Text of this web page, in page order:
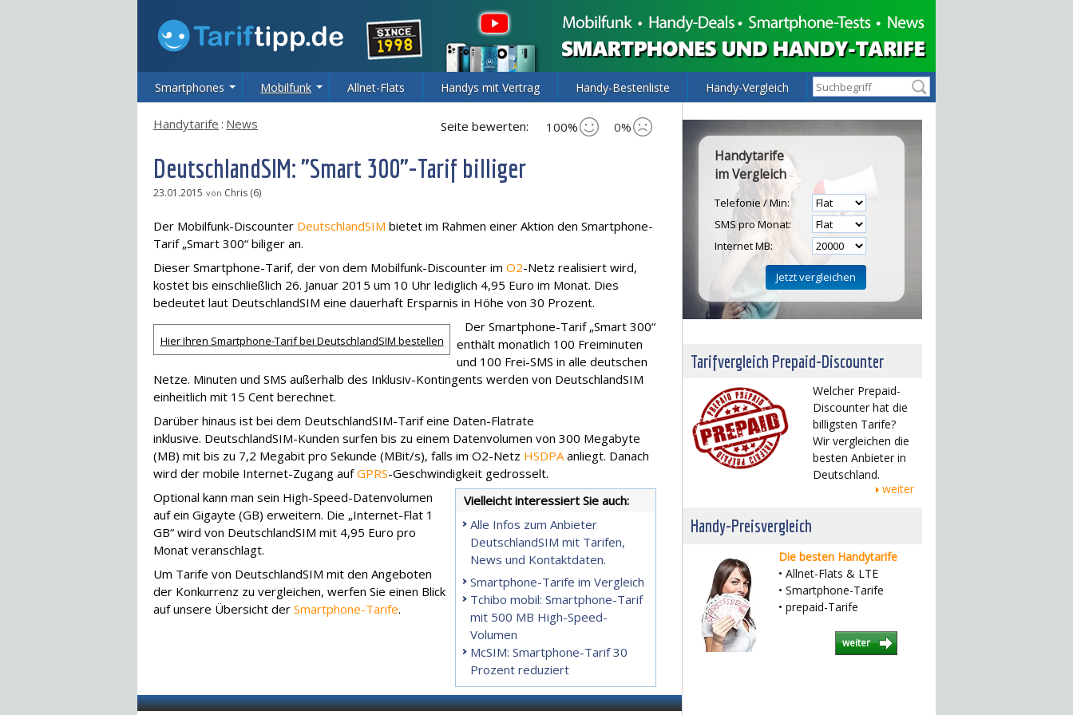
Smartphones Mobilfunk Allnet-Flats Handys mit Vertrag Handy-Bestenliste Handy-Vergleich
Seite bewerten: 100% 0%
Handytarife : News
DeutschlandSIM: "Smart 300"-Tarif billiger
23.01.2015 von Chris (6)
Der Mobilfunk-Discounter DeutschlandSIM bietet im Rahmen einer Aktion den Smartphone-
Tarif „Smart 300“ biliger an.
Dieser Smartphone-Tarif, der von dem Mobilfunk-Discounter im O2-Netz realisiert wird,
kostet bis einschließlich 26. Januar 2015 um 10 Uhr lediglich 4,95 Euro im Monat. Dies
bedeutet laut DeutschlandSIM eine dauerhaft Ersparnis in Höhe von 30 Prozent.
Hier Ihren Smartphone-Tarif bei DeutschlandSIM bestellen
Der Smartphone-Tarif „Smart 300“
enthält monatlich 100 Freiminuten
und 100 Frei-SMS in alle deutschen
Netze. Minuten und SMS außerhalb des Inklusiv-Kontingents werden von DeutschlandSIM
einheitlich mit 15 Cent berechnet.
Darüber hinaus ist bei dem DeutschlandSIM-Tarif eine Daten-Flatrate
inklusive. DeutschlandSIM-Kunden surfen bis zu einem Datenvolumen von 300 Megabyte
(MB) mit bis zu 7,2 Megabit pro Sekunde (MBit/s), falls im O2-Netz HSDPAanliegt. Danach
wird der mobile Internet-Zugang aufGPRS-Geschwindigkeit gedrosselt.
Vielleicht interessiert Sie auch:
Alle Infos zum Anbieter
DeutschlandSIM mit Tarifen,
News und Kontaktdaten.
Smartphone-Tarife im Vergleich
Tchibo mobil: Smartphone-Tarif
mit 500 MB High-Speed-
Volumen
McSIM: Smartphone-Tarif 30
Prozent reduziert
Optional kann man sein High-Speed-Datenvolumen
auf ein Gigayte (GB) erweitern. Die „Internet-Flat 1
GB“ wird von DeutschlandSIM mit 4,95 Euro pro
Monat veranschlagt.
Um Tarife von DeutschlandSIM mit den Angeboten
der Konkurrenz zu vergleichen, werfen Sie einen Blick
auf unsere Übersicht der Smartphone-Tarife.
Handytarife
im Vergleich
Telefonie / Min:
SMS pro Monat:
Internet MB:
Tarifvergleich Prepaid-Discounter
Welcher Prepaid-
Discounter hat die
billigsten Tarife?
Wir vergleichen die
besten Anbieter in
Deutschland.
weiter
Handy-Preisvergleich
Die besten Handytarife
• Allnet-Flats & LTE
• Smartphone-Tarife
• prepaid-Tarife
weiter